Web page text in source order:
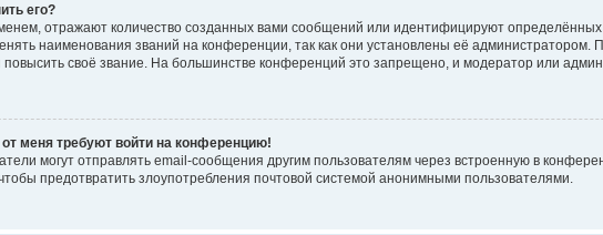
его?
отражают количество созданных вами сообщений или идентифицируют
наименования званий на конференции, так как они установлены её
своё звание. На большинстве конференций это запрещено, и модератор или
меня требуют войти на конференцию!
могут отправлять email-сообщения другим пользователям через встроенную в
предотвратить злоупотребления почтовой системой анонимными пользователями.